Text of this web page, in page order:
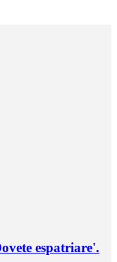
espatriare'.